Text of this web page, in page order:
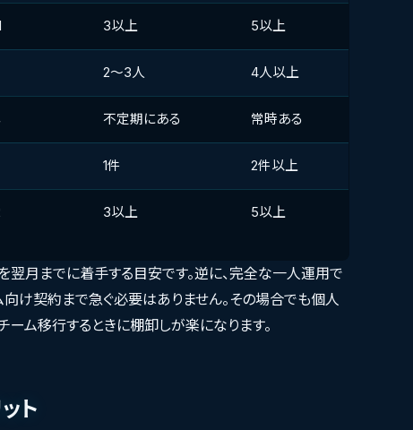
3以上 5以上
2〜3人 4人以上
不定期にある 常時ある
1件 2件以上
3以上 5以上
翌月までに着手する目安です。逆に、完全な一人運用で
け契約まで急ぐ必要はありません。その場合でも個人
ム移行するときに棚卸しが楽になります。
ト